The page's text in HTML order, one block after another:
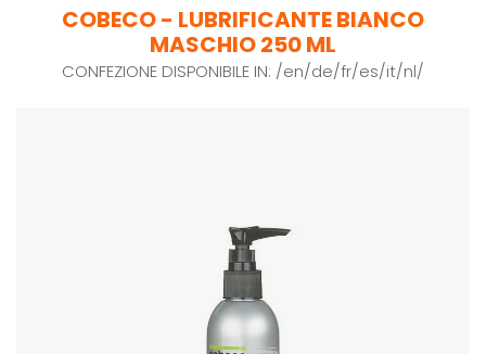
COBECO - LUBRIFICANTE BIANCO
MASCHIO 250 ML
CONFEZIONE DISPONIBILE IN: /en/de/fr/es/it/nl/